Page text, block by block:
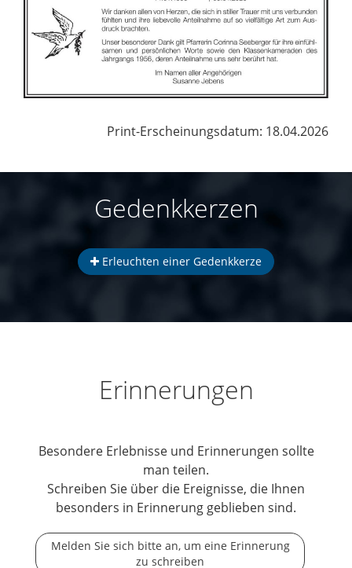
Print-Erscheinungsdatum: 18.04.2026
Gedenkkerzen
Erleuchten einer Gedenkkerze
Erinnerungen
Besondere Erlebnisse und Erinnerungen sollte
man teilen.
Schreiben Sie über die Ereignisse, die Ihnen
besonders in Erinnerung geblieben sind.
Melden Sie sich bitte an, um eine Erinnerung
zu schreiben